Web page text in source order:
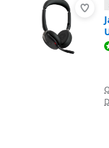
Beoordeling is 8,4 van de